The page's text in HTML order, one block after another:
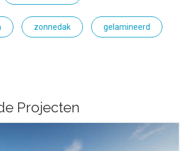
zonnedak gelamineerd
Projecten